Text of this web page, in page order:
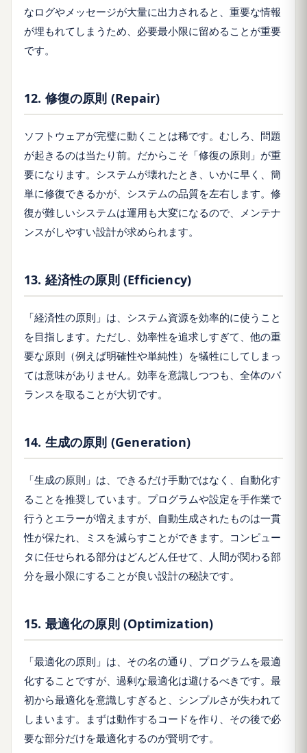
なログやメッセージが大量に出力されると、重要な情報
が埋もれてしまうため、必要最小限に留めることが重要
です。
12. 修復の原則 (Repair)
ソフトウェアが完璧に動くことは稀です。むしろ、問題
が起きるのは当たり前。だからこそ「修復の原則」が重
要になります。システムが壊れたとき、いかに早く、簡
単に修復できるかが、システムの品質を左右します。修
復が難しいシステムは運用も大変になるので、メンテナ
ンスがしやすい設計が求められます。
13. 経済性の原則 (Efficiency)
「経済性の原則」は、システム資源を効率的に使うこと
を目指します。ただし、効率性を追求しすぎて、他の重
要な原則（例えば明確性や単純性）を犠牲にしてしまっ
ては意味がありません。効率を意識しつつも、全体のバ
ランスを取ることが大切です。
14. 生成の原則 (Generation)
「生成の原則」は、できるだけ手動ではなく、自動化す
ることを推奨しています。プログラムや設定を手作業で
行うとエラーが増えますが、自動生成されたものは一貫
性が保たれ、ミスを減らすことができます。コンピュー
タに任せられる部分はどんどん任せて、人間が関わる部
分を最小限にすることが良い設計の秘訣です。
15. 最適化の原則 (Optimization)
「最適化の原則」は、その名の通り、プログラムを最適
化することですが、過剰な最適化は避けるべきです。最
初から最適化を意識しすぎると、シンプルさが失われて
しまいます。まずは動作するコードを作り、その後で必
要な部分だけを最適化するのが賢明です。